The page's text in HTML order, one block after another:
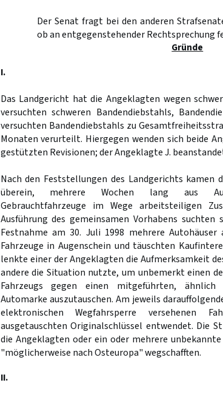
Der Senat fragt bei den anderen
ob an entgegenstehender Rechtsprechung
Gründe
I.
Das Landgericht hat die Angeklagten wegen
versuchten schweren Bandendiebstahls,
versuchten Bandendiebstahls zu
Monaten verurteilt. Hiergegen wenden sich beide
gestützten Revisionen; der Angeklagte J.
Nach den Feststellungen des Landgerichts kamen
überein, mehrere Wochen lang aus
Gebrauchtfahrzeuge im Wege arbeitsteiligen
Ausführung des gemeinsamen Vorhabens
Festnahme am 30. Juli 1998 mehrere
Fahrzeuge in Augenschein und täuschten
lenkte einer der Angeklagten die Aufmerksamkeit
andere die Situation nutzte, um unbemerkt einen
Fahrzeugs gegen einen mitgeführten, ähnlich
Automarke auszutauschen. Am jeweils
elektronischen Wegfahrsperre versehenen
ausgetauschten Originalschlüssel entwendet. Die
die Angeklagten oder ein oder mehrere
"möglicherweise nach Osteuropa" wegschafften.
II.